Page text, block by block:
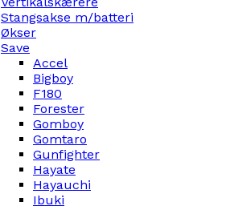
Stangsakse m/batteri
Økser
Save
Accel
Bigboy
F180
Forester
Gomboy
Gomtaro
Gunfighter
Hayate
Hayauchi
Ibuki